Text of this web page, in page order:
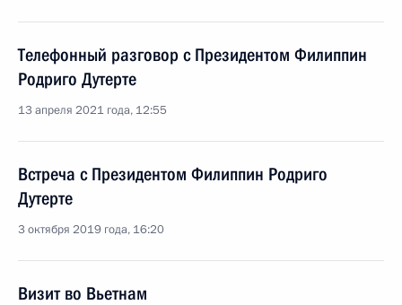
Телефонный разговор с Президентом Филиппин
Родриго Дутерте
13 апреля 2021 года, 12:55
Встреча с Президентом Филиппин Родриго
Дутерте
3 октября 2019 года, 16:20
Визит во Вьетнам